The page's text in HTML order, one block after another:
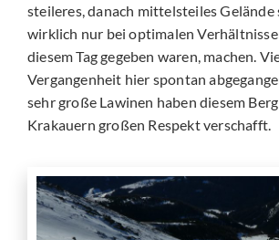
steileres, danach mittelsteiles Gelände
wirklich nur bei optimalen
diesem Tag gegeben waren, machen.
Vergangenheit hier spontan
sehr große Lawinen haben diesem
Krakauern großen Respekt verschafft.